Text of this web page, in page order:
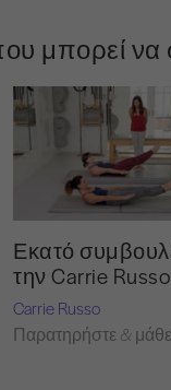
μπορεί
Εκατό
την Carrie Russo
Carrie Russo
Παρατηρήστε &